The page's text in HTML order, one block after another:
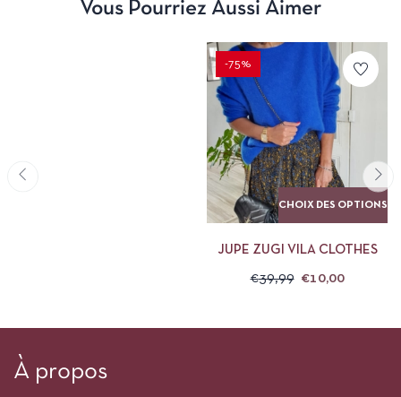
Vous Pourriez Aussi Aimer
-75%
CHOIX DES OPTIONS
JUPE ZUGI VILA CLOTHES
€39,99 €10,00
À propos